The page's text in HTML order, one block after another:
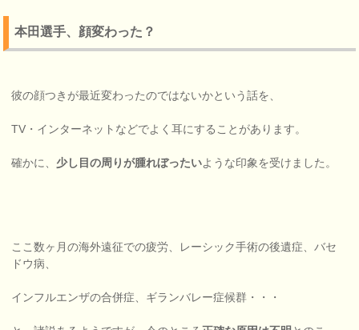
本田選手、顔変わった？
彼の顔つきが最近変わったのではないかという話を、
TV・インターネットなどでよく耳にすることがあります。
確かに、 少し目の周りが腫れぼったいような印象を受けました。
ここ数ヶ月の海外遠征での疲労、レーシック手術の後遺症、バセ
ドウ病、
インフルエンザの合併症、ギランバレー症候群・・・